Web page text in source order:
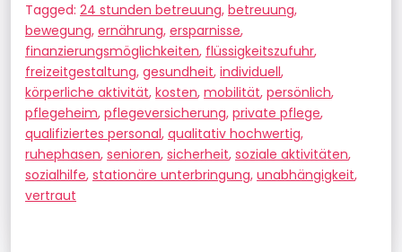
Tagged: 24 stunden betreuung, betreuung,
bewegung, ernährung, ersparnisse,
finanzierungsmöglichkeiten, flüssigkeitszufuhr,
freizeitgestaltung, gesundheit, individuell,
körperliche aktivität, kosten, mobilität, persönlich,
pflegeheim, pflegeversicherung, private pflege,
qualifiziertes personal, qualitativ hochwertig,
ruhephasen, senioren, sicherheit, soziale aktivitäten,
sozialhilfe, stationäre unterbringung, unabhängigkeit,
vertraut